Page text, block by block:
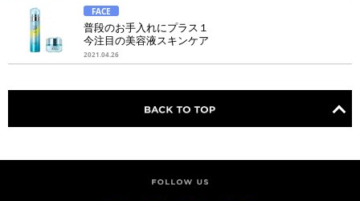
健康
スキンケア 食事
調査結果
トレーニング
好印象な男
頭皮ケア
FACE
普段のお手入れにプラス１
今注目の美容液スキンケア
2021.04.26